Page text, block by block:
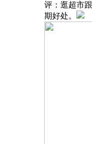
评：逛超市
期好处。